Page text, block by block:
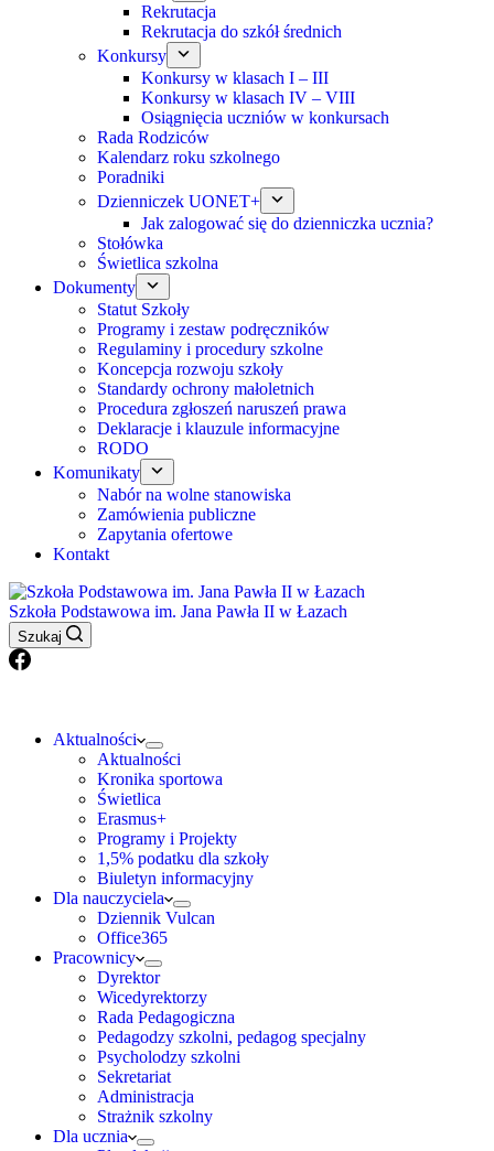
Rekrutacja
Rekrutacja do szkół średnich
Konkursy
Konkursy w klasach I – III
Konkursy w klasach IV – VIII
Osiągnięcia uczniów w konkursach
Rada Rodziców
Kalendarz roku szkolnego
Poradniki
Dzienniczek UONET+
Jak zalogować się do dzienniczka ucznia?
Stołówka
Świetlica szkolna
Dokumenty
Statut Szkoły
Programy i zestaw podręczników
Regulaminy i procedury szkolne
Koncepcja rozwoju szkoły
Standardy ochrony małoletnich
Procedura zgłoszeń naruszeń prawa
Deklaracje i klauzule informacyjne
RODO
Komunikaty
Nabór na wolne stanowiska
Zamówienia publiczne
Zapytania ofertowe
Kontakt
Szkoła Podstawowa im. Jana Pawła II w Łazach
Szukaj
Aktualności
Aktualności
Kronika sportowa
Świetlica
Erasmus+
Programy i Projekty
1,5% podatku dla szkoły
Biuletyn informacyjny
Dla nauczyciela
Dziennik Vulcan
Office365
Pracownicy
Dyrektor
Wicedyrektorzy
Rada Pedagogiczna
Pedagodzy szkolni, pedagog specjalny
Psycholodzy szkolni
Sekretariat
Administracja
Strażnik szkolny
Dla ucznia